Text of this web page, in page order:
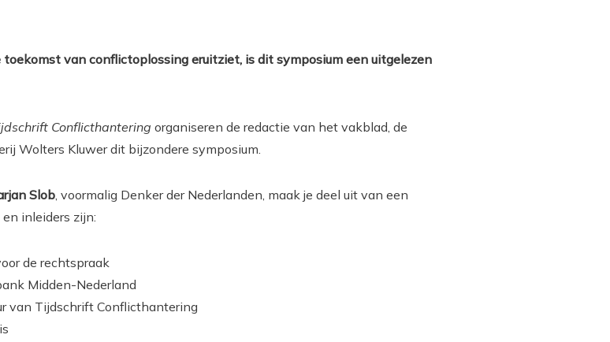
van conflictoplossing eruitziet, is dit symposium een uitgelezen
Conflicthantering organiseren de redactie van het vakblad, de
Wolters Kluwer dit bijzondere symposium.
Slob, voormalig Denker der Nederlanden, maak je deel uit van een
inleiders zijn:
de rechtspraak
Midden-Nederland
van Tijdschrift Conflicthantering